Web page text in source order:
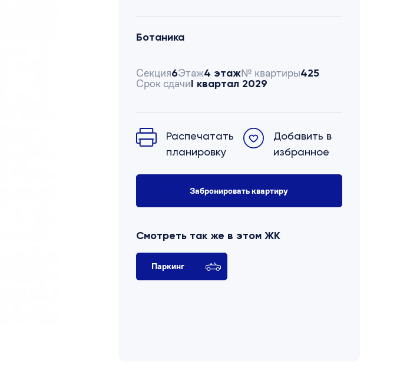
Ботаника
Секция6Этаж4 этаж№ квартиры425
Срок сдачиI квартал 2029
Распечатать
планировку
Добавить в
избранное
Забронировать квартиру
Смотреть так же в этом ЖК
Паркинг